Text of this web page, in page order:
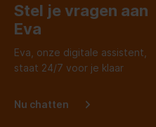
Stel je vragen aan
Eva
Eva, onze digitale assistent,
staat 24/7 voor je klaar
Nu chatten